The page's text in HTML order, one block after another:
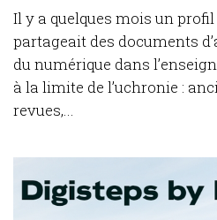
Il y a quelques mois un
partageait des documents
du numérique dans
à la limite de l’uchronie :
revues,...